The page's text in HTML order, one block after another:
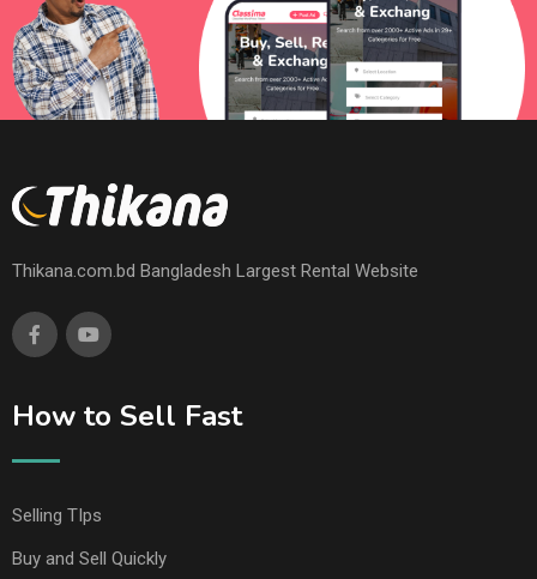
Thikana.com.bd Bangladesh Largest Rental Website
How to Sell Fast
Selling TIps
Buy and Sell Quickly